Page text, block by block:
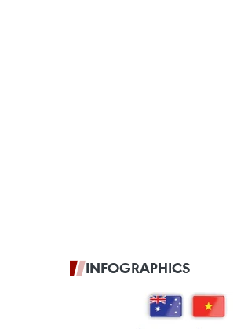
INFOGRAPHICS